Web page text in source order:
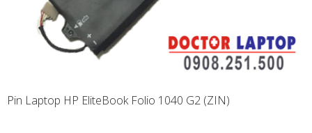
Pin Laptop HP EliteBook Folio 1040 G2 (ZIN)